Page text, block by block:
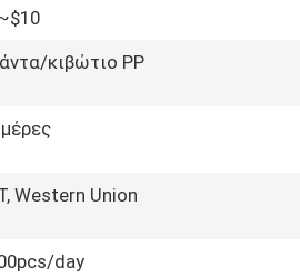
κιβώτιο PP
Western Union
day